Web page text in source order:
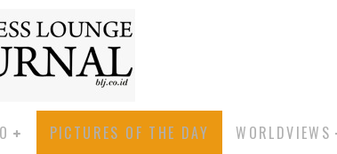
PICTURES OF THE DAY WORLDVIEWS